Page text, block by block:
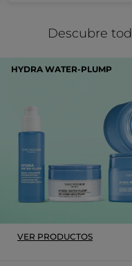
Descubre
HYDRA WATER-PLUMP
VER PRODUCTOS